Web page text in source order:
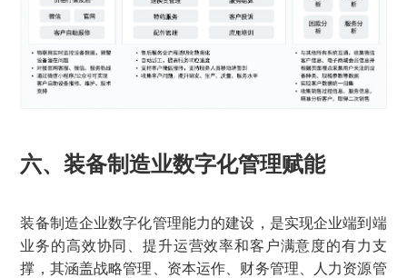
六、装备制造业数字化管理赋能
装备制造企业数字化管理能力的建设，是实现企业端到端
业务的高效协同、提升运营效率和客户满意度的有力支
撑，其涵盖战略管理、资本运作、财务管理、人力资源管